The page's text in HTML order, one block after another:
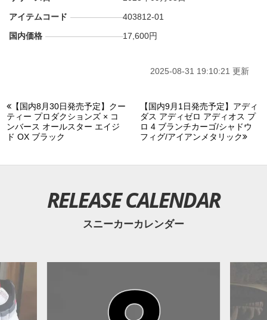
アイテムコード
403812-01
国内価格
17,600円
2025-08-31 19:10:21 更新
【国内8月30日発売予定】クー
ティー プロダクションズ × コ
ンバース オールスター エイジ
ド OX ブラック
【国内9月1日発売予定】アディ
ダス アディゼロ アディオス プ
ロ 4 ブランチカーゴ/シャドウ
フィグ/アイアンメタリック
RELEASE CALENDAR
スニーカーカレンダー